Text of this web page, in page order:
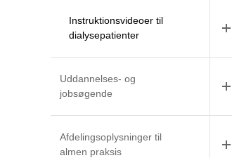
Instruktionsvideoer til
dialysepatienter
Uddannelses- og
jobsøgende
Afdelingsoplysninger til
almen praksis